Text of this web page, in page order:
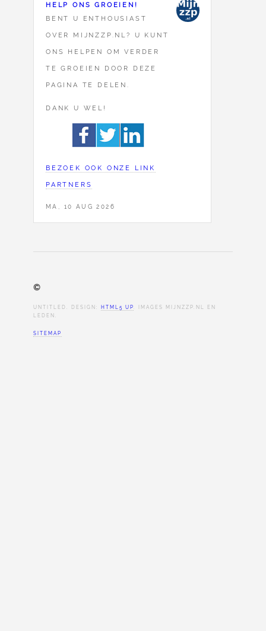
HELP ONS GROEIEN!
BENT U ENTHOUSIAST
OVER MIJNZZP.NL? U KUNT
ONS HELPEN OM VERDER
TE GROEIEN DOOR DEZE
PAGINA TE DELEN.
DANK U WEL!
BEZOEK OOK ONZE LINK
PARTNERS
MA, 10 AUG 2026
©
UNTITLED. DESIGN: HTML5 UP . IMAGES MIJNZZP.NL EN
LEDEN.
SITEMAP